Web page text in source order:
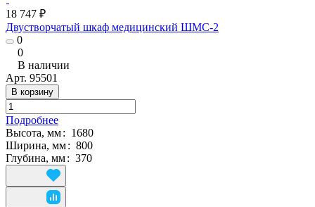
18 747 ₽
Двустворчатый шкаф медицинский ШМС-2
0
0
В наличии
Арт. 95501
В корзину
Подробнее
Высота, мм: 1680
Ширина, мм: 800
Глубина, мм: 370